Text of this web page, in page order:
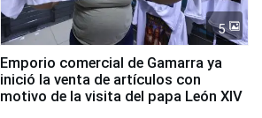
5
Emporio comercial de Gamarra ya
inició la venta de artículos con
motivo de la visita del papa León XIV